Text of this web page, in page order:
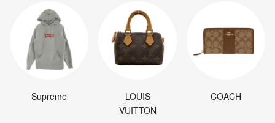
Supreme
LOUIS
VUITTON
COACH